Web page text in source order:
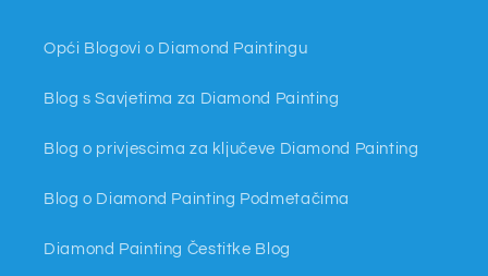
Opći Blogovi o Diamond Paintingu
Blog s Savjetima za Diamond Painting
Blog o privjescima za ključeve Diamond Painting
Blog o Diamond Painting Podmetačima
Diamond Painting Čestitke Blog